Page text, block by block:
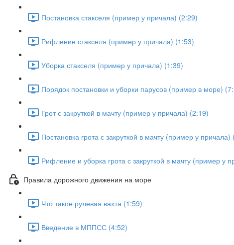
Постановка стакселя (пример у причала) (2:29)
Рифление стакселя (пример у причала) (1:53)
Уборка стакселя (пример у причала) (1:39)
Порядок постановки и уборки парусов (пример в море)
Грот с закруткой в мачту (пример у причала) (2:19)
Постановка грота с закруткой в мачту (пример у причала)
Рифление и уборка грота с закруткой в мачту (пример у
Правила дорожного движения на море
Что такое рулевая вахта (1:59)
Введение в МППСС (4:52)